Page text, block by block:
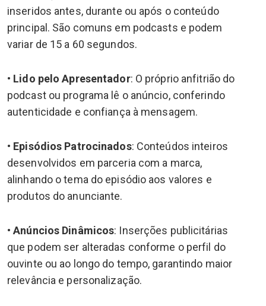
inseridos antes, durante ou após o conteúdo
principal. São comuns em podcasts e podem
variar de 15 a 60 segundos.
• Lido pelo Apresentador: O próprio anfitrião do
podcast ou programa lê o anúncio, conferindo
autenticidade e confiança à mensagem.
• Episódios Patrocinados: Conteúdos inteiros
desenvolvidos em parceria com a marca,
alinhando o tema do episódio aos valores e
produtos do anunciante.
•Anúncios Dinâmicos: Inserções publicitárias
que podem ser alteradas conforme o perfil do
ouvinte ou ao longo do tempo, garantindo maior
relevância e personalização.